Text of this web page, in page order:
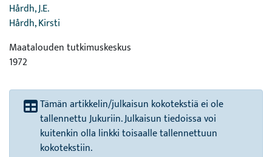
Hårdh, J.E.
Hårdh, Kirsti
Maatalouden tutkimuskeskus
1972
Tämän artikkelin/julkaisun kokotekstiä ei ole
tallennettu Jukuriin. Julkaisun tiedoissa voi
kuitenkin olla linkki toisaalle tallennettuun
kokotekstiin.